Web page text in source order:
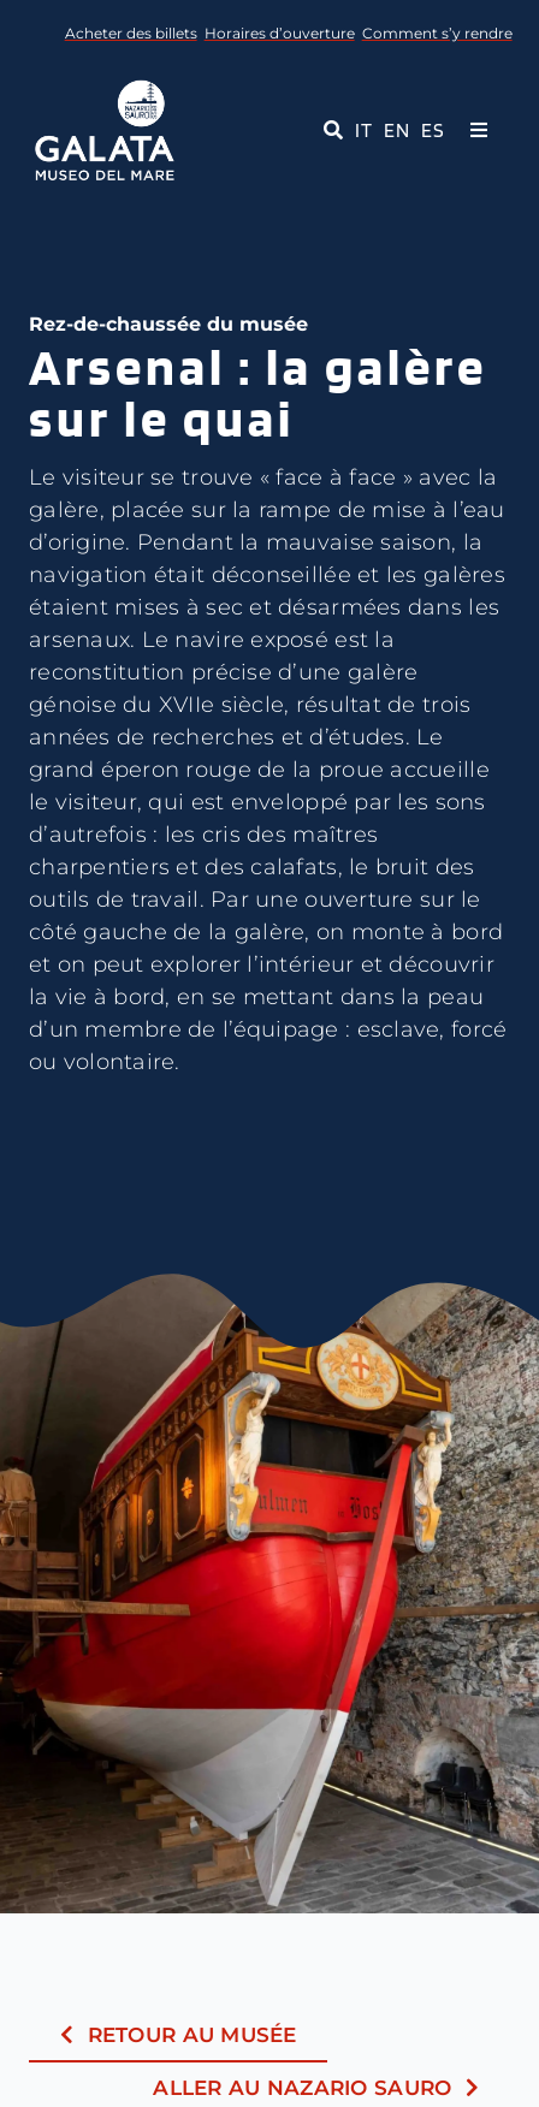
Acheter des billets Horaires d’ouverture Comment s’y rendre
IT EN ES
Toggle
Services éducatifs
Médias
Contact
Rez-de-chaussée du musée
Arsenal : la galère
sur le quai
Le visiteur se trouve « face à face » avec la
galère, placée sur la rampe de mise à l’eau
d’origine. Pendant la mauvaise saison, la
navigation était déconseillée et les galères
étaient mises à sec et désarmées dans les
arsenaux. Le navire exposé est la
reconstitution précise d’une galère
génoise du XVIIe siècle, résultat de trois
années de recherches et d’études. Le
grand éperon rouge de la proue accueille
le visiteur, qui est enveloppé par les sons
d’autrefois : les cris des maîtres
charpentiers et des calafats, le bruit des
outils de travail. Par une ouverture sur le
côté gauche de la galère, on monte à bord
et on peut explorer l’intérieur et découvrir
la vie à bord, en se mettant dans la peau
d’un membre de l’équipage : esclave, forcé
ou volontaire.
RETOUR AU MUSÉE
ALLER AU NAZARIO SAURO